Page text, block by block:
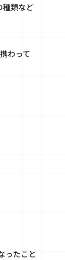
種類など
わって
ったこと